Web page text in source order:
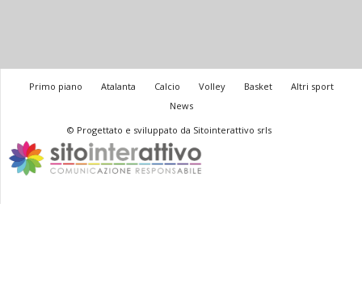
Primo piano Atalanta Calcio Volley Basket
Altri sport
News
© Progettato e sviluppato da Sitointerattivo srls